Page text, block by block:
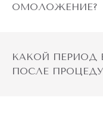
омоложения. Для
ОМОЛОЖЕНИЕ?
КАКОЙ ПЕРИОД
ПОСЛЕ